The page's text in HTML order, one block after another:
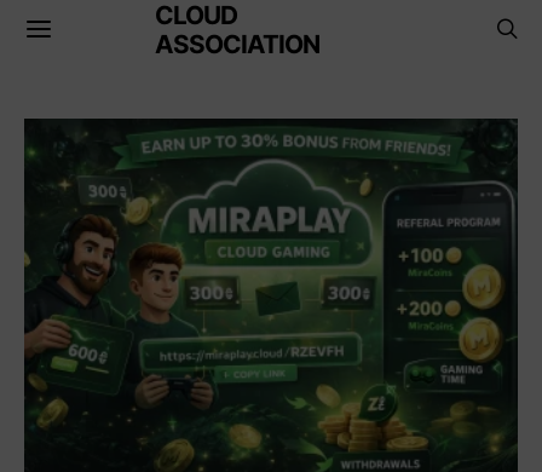
CLOUD
ASSOCIATION